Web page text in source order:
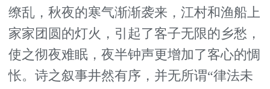
缭乱，秋夜的寒气渐渐袭来，江村和渔船上
家家团圆的灯火，引起了客子无限的乡愁，
使之彻夜难眠，夜半钟声更增加了客心的惆
怅。诗之叙事井然有序，并无所谓“律法未